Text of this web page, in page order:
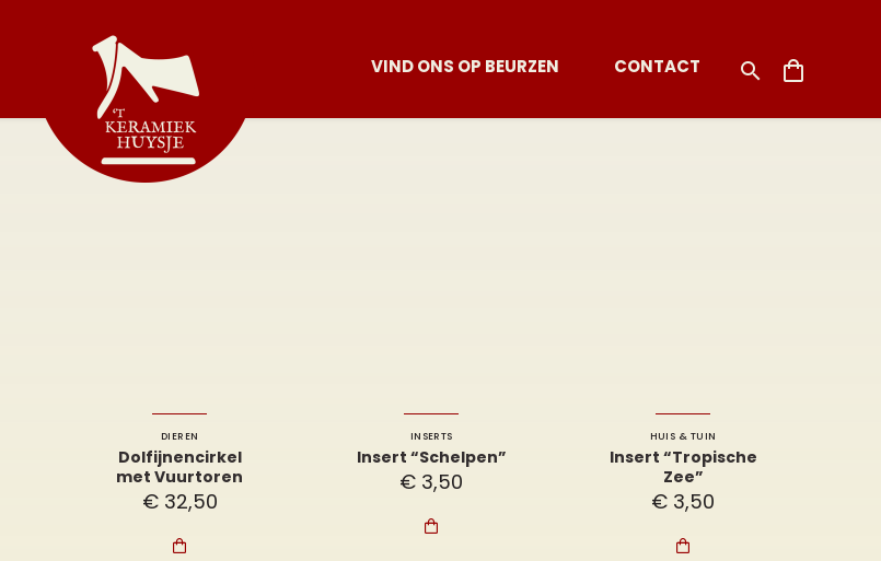
VIND ONS OP BEURZEN CONTACT
DIEREN
Dolfijnencirkel
met Vuurtoren
€32,50

INSERTS
Insert “Schelpen”
€ 3,50

HUIS & TUIN
Insert “Tropische
Zee”
€ 3,50
